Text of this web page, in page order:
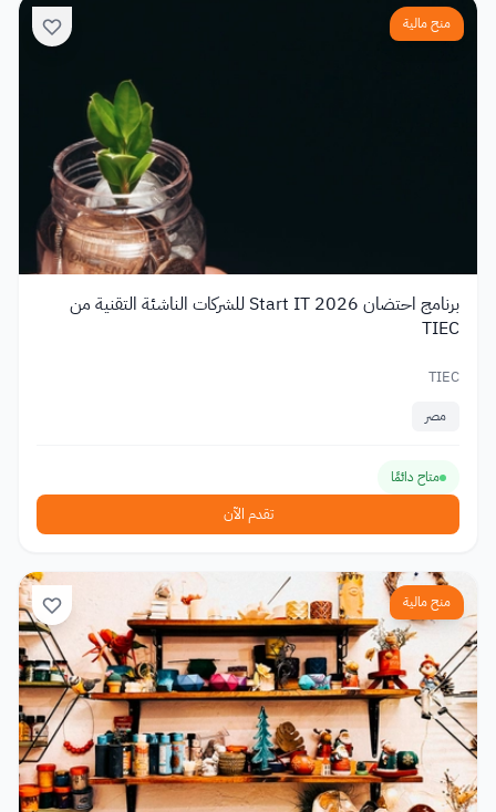
منح مالية
برنامج احتضان Start IT 2026 للشركات الناشئة التقنية من
TIEC
TIEC
مصر
متاح دائمًا
تقدم الآن
منح مالية